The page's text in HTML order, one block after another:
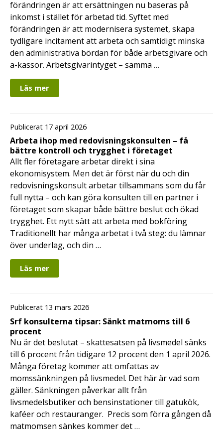
förändringen är att ersättningen nu baseras på
inkomst i stället för arbetad tid. Syftet med
förändringen är att modernisera systemet, skapa
tydligare incitament att arbeta och samtidigt minska
den administrativa bördan för både arbetsgivare och
a-kassor. Arbetsgivarintyget – samma …
Läs mer
Publicerat 17 april 2026
Arbeta ihop med redovisningskonsulten – få
bättre kontroll och trygghet i företaget
Allt fler företagare arbetar direkt i sina
ekonomisystem. Men det är först när du och din
redovisningskonsult arbetar tillsammans som du får
full nytta – och kan göra konsulten till en partner i
företaget som skapar både bättre beslut och ökad
trygghet. Ett nytt sätt att arbeta med bokföring
Traditionellt har många arbetat i två steg: du lämnar
över underlag, och din …
Läs mer
Publicerat 13 mars 2026
Srf konsulterna tipsar: Sänkt matmoms till 6
procent
Nu är det beslutat – skattesatsen på livsmedel sänks
till 6 procent från tidigare 12 procent den 1 april 2026.
Många företag kommer att omfattas av
momssänkningen på livsmedel. Det här är vad som
gäller. Sänkningen påverkar allt från
livsmedelsbutiker och bensinstationer till gatukök,
kaféer och restauranger. Precis som förra gången då
matmomsen sänkes kommer det …